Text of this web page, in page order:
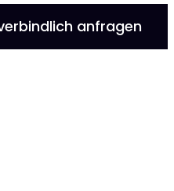
anfragen